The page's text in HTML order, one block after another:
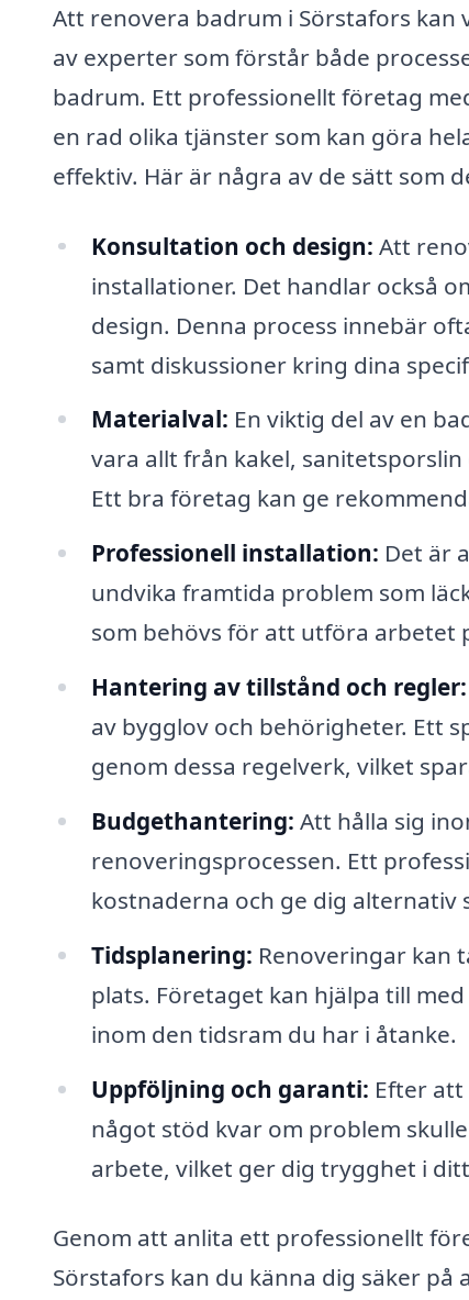
Att renovera badrum i Sörstafors
av experter som förstår både
badrum. Ett professionellt företag
en rad olika tjänster som kan göra
effektiv. Här är några av de sätt som
Konsultation och design: Att
installationer. Det handlar också
design. Denna process innebär
samt diskussioner kring dina
Materialval: En viktig del av en
vara allt från kakel,
Ett bra företag kan ge
Professionell installation: Det är
undvika framtida problem som
som behövs för att utföra arbetet
Hantering av tillstånd och regler:
av bygglov och behörigheter. Ett
genom dessa regelverk, vilket
Budgethantering: Att hålla sig
renoveringsprocessen. Ett
kostnaderna och ge dig alternativ
Tidsplanering: Renoveringar kan
plats. Företaget kan hjälpa till
inom den tidsram du har i åtanke.
Uppföljning och garanti: Efter
något stöd kvar om problem
arbete, vilket ger dig trygghet i
Genom att anlita ett professionellt
Sörstafors kan du känna dig säker